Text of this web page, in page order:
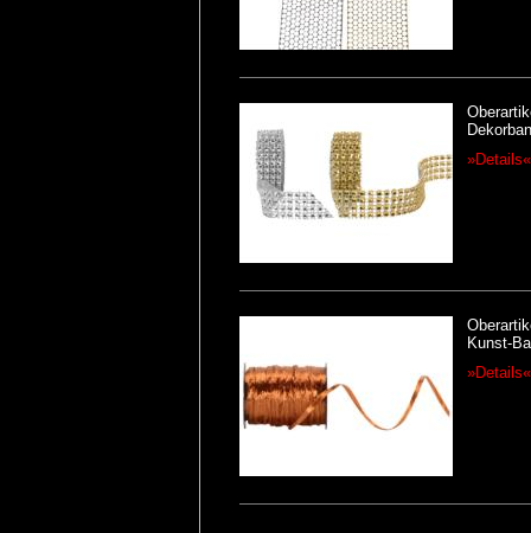
»Details«
Kunst-
»Details«